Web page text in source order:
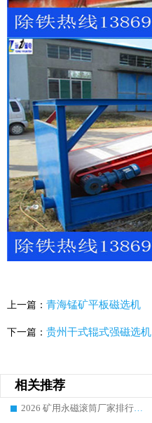
上一篇： 青海锰矿平板磁选机
下一篇： 贵州干式辊式强磁选机
相关推荐
2026 矿用永磁滚筒厂家排行榜选购干货指南 行业口碑标杆华体会手机网页版-华体会(中国) 实力出众